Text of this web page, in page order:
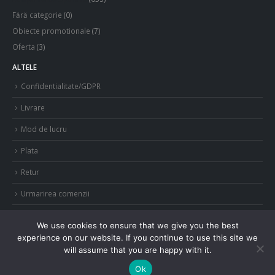
Fără categorie (0)
Obiecte promotionale (7)
Oferta (3)
ALTELE
Confidentialitate/GDPR
Livrare
Mod de lucru
Plata
Retur
Urmarirea comenzii
© Copyright 2021. Toate drepturile rezervate.
We use cookies to ensure that we give you the best
experience on our website. If you continue to use this site we
will assume that you are happy with it.
Ok